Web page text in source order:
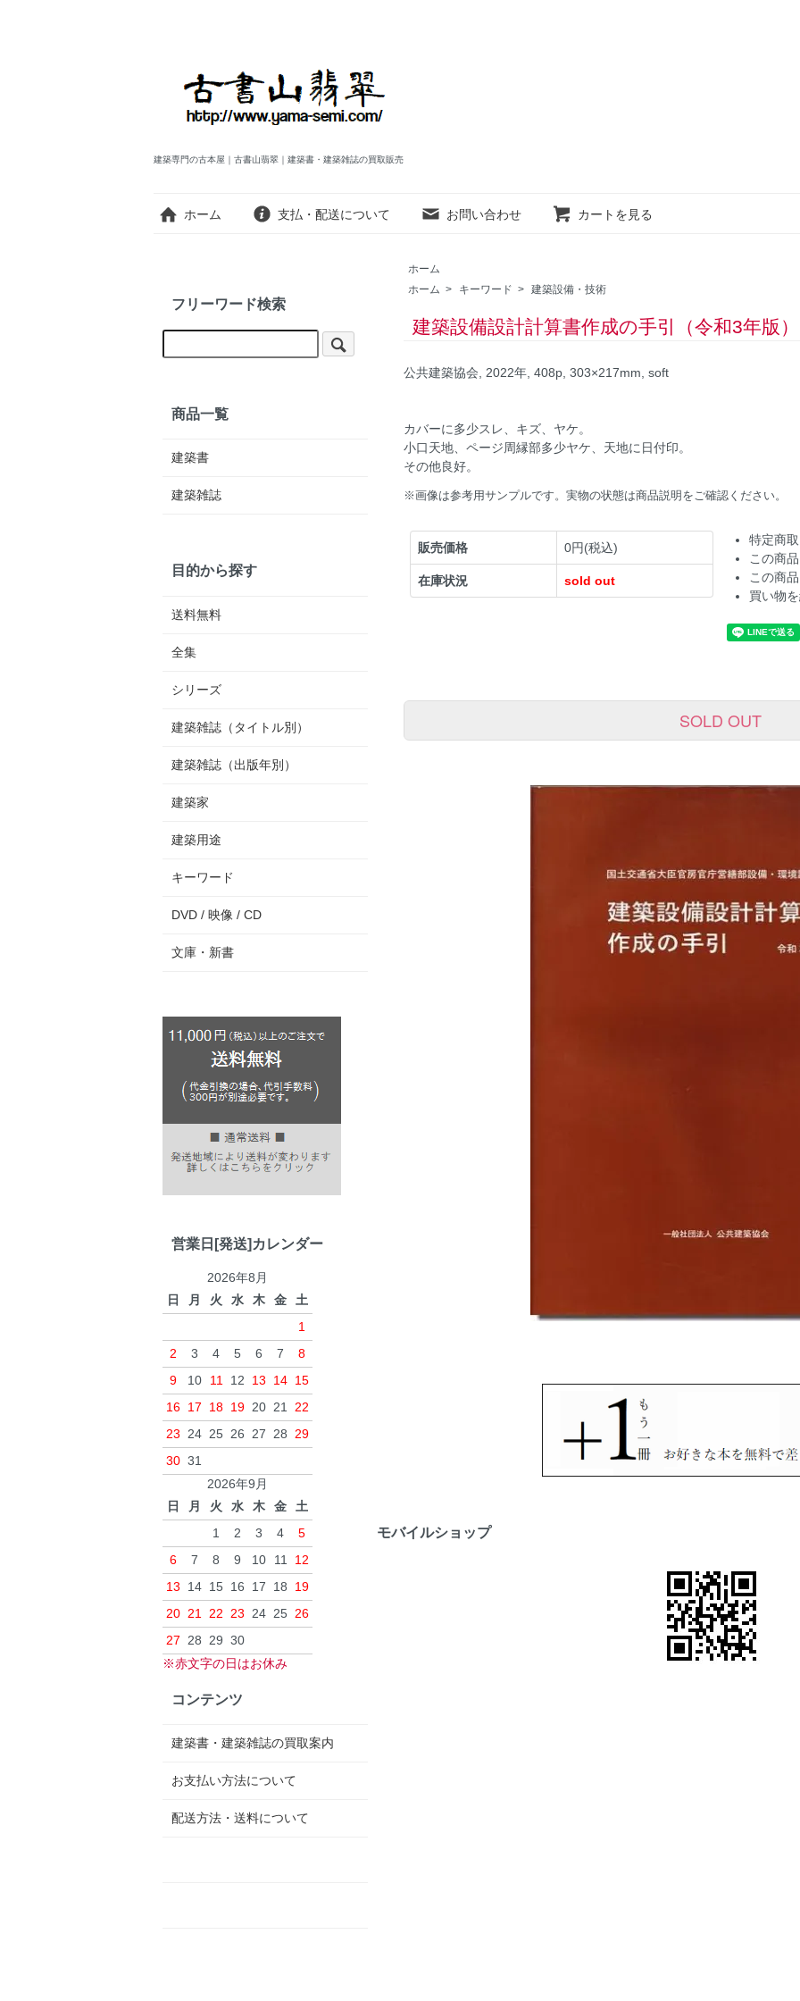
建築専門の古本屋｜古書山翡翠｜建築書・建築雑誌の買取販売
ホーム 支払・配送について お問い合わせ カートを見る
ホーム
ホーム > キーワード > 建築設備・技術
建築設備設計計算書作成の手引（令和3年版）
公共建築協会, 2022年, 408p, 303×217mm, soft
カバーに多少スレ、キズ、ヤケ。
小口天地、ページ周縁部多少ヤケ、天地に日付印。
その他良好。
※画像は参考用サンプルです。実物の状態は商品説明をご確認ください。
販売価格 0円(税込)
在庫状況 sold out
特定商
この商
この商
買い物
SOLD OUT
フリーワード検索
商品一覧
建築書
建築雑誌
目的から探す
送料無料
全集
シリーズ
建築雑誌（タイトル別）
建築雑誌（出版年別）
建築家
建築用途
キーワード
DVD / 映像 / CD
文庫・新書
営業日[発送]カレンダー
2026年8月
日
月 火 水 木 金
土
1
2
3 4 5 6 7
8
9
10 11 12 13 14 15
16 17 18 19 20 21 22
23 24 25 26 27 28 29
30 31
2026年9月
日
月 火 水 木 金
土
1
2 3 4
5
6
7 8 9 10 11
12
13
14 15 16 17 18
19
20 21 22 23 24 25 26
27 28 29 30
※赤文字の日はお休み
コンテンツ
建築書・建築雑誌の買取案内
お支払い方法について
配送方法・送料について
モバイルショップ